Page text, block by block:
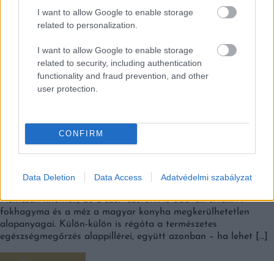
I want to allow Google to enable storage
related to personalization.
I want to allow Google to enable storage
related to security, including authentication
functionality and fraud prevention, and other
user protection.
CONFIRM
Data Deletion Data Access Adatvédelmi szabályzat
KÜLÖN-KÜLÖN IS EGÉSZSÉGES EZ A KÉT
MAGYAR ÉLELMISZER, DE EGYÜTT VALÓDI
CSODASZEREK!
Nemcsak finomak, de a szervezetünk is odavan értük. A
fokhagyma és a méz a magyar konyha megkerülhetetlen
alapanyagai. Külön-külön is régóta a természetes
egészségmegőrzés alappillérei, együtt azonban – ha lehet […]